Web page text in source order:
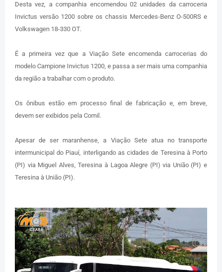
Desta vez, a companhia encomendou 02 unidades da carroceria
Invictus versão 1200 sobre os chassis Mercedes-Benz O-500RS e
Volkswagen 18-330 OT.
É a primeira vez que a Viação Sete encomenda carrocerias do
modelo Campione Invictus 1200, e passa a ser mais uma companhia
da região a trabalhar com o produto.
Os ônibus estão em processo final de fabricação e, em breve,
devem ser exibidos pela Comil.
Apesar de ser maranhense, a Viação Sete atua no transporte
intermunicipal do Piauí, interligando as cidades de Teresina à Porto
(PI) via Miguel Alves, Teresina à Lagoa Alegre (PI) via União (PI) e
Teresina à União (PI).